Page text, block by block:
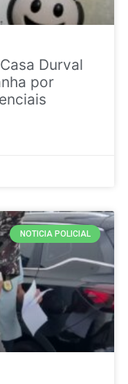
Durval
por
NOTICIA POLICIAL